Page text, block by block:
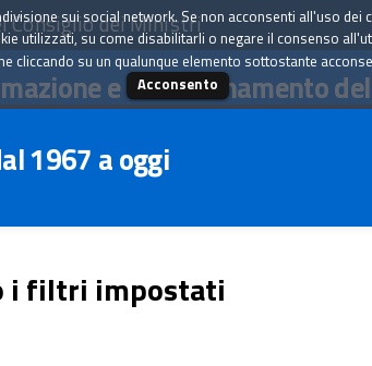
Consiglio dei Ministri
e il coordinamento
1967 a oggi
i filtri impostati
sui social network. Se non acconsenti all'uso
utilizzati, su come disabilitarli o negare il consenso
cliccando su un qualunque elemento sottostante
Acconsento